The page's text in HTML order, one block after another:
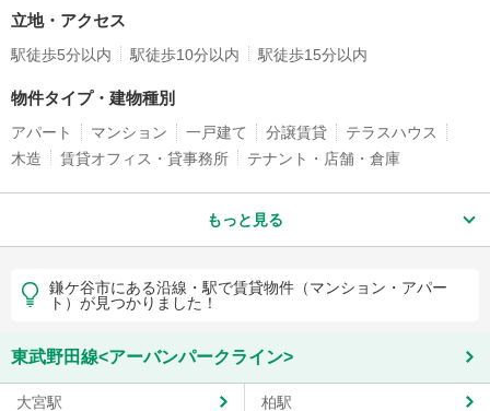
立地・アクセス
駅徒歩5分以内 駅徒歩10分以内 駅徒歩15分以内
物件タイプ・建物種別
アパート マンション 一戸建て 分譲賃貸
テラスハウス
木造
賃貸オフィス・貸事務所 テナント・店舗・倉庫
もっと見る
鎌ケ谷市にある沿線・駅で賃貸物件（マンション・アパー
ト）が見つかりました！
東武野田線<アーバンパークライン>
大宮駅 柏駅